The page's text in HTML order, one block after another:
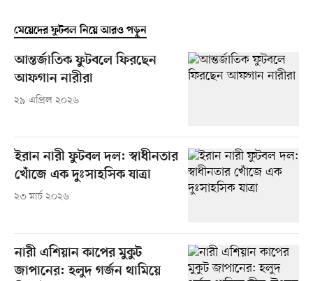
মেয়েদের ফুটবল নিয়ে আরও পড়ুন
আন্তর্জাতিক ফুটবলে ফিরছেন
আফগান নারীরা
২৯ এপ্রিল ২০২৬
ইরান নারী ফুটবল দল: স্বাধীনতার
খোঁজে এক দুঃসাহসিক যাত্রা
২৩ মার্চ ২০২৬
নারী এশিয়ান কাপের মুকুট
জাপানের: হলুদ গর্জন থামিয়ে